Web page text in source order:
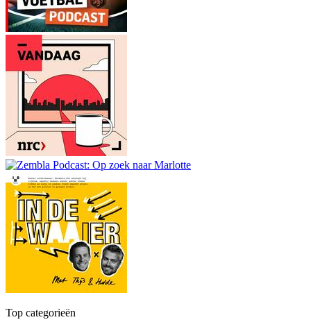
Top categorieën